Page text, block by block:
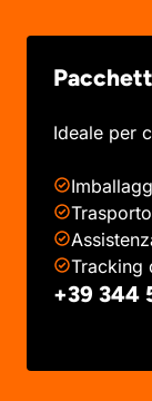
Ideale per
Tracking
+39 344